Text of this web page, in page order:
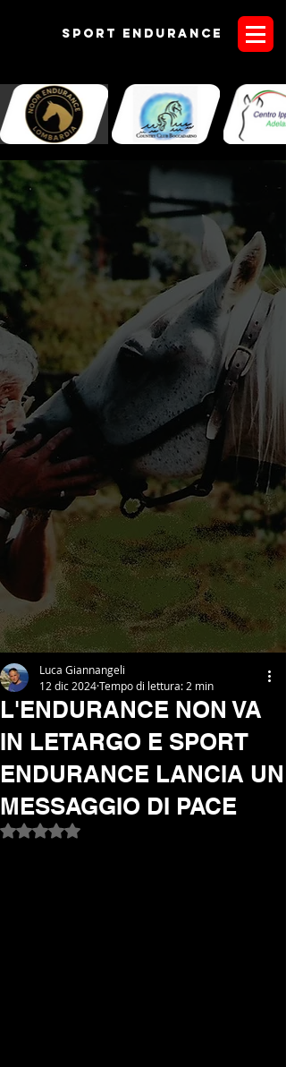
Sport endurANCE
L'ENDURANCE NON VA
IN LETARGO E SPORT
ENDURANCE LANCIA UN
MESSAGGIO DI PACE
Luca Giannangeli
12 dic 2024Tempo di lettura: 2 min
Valutazione NaN stelle su 5.